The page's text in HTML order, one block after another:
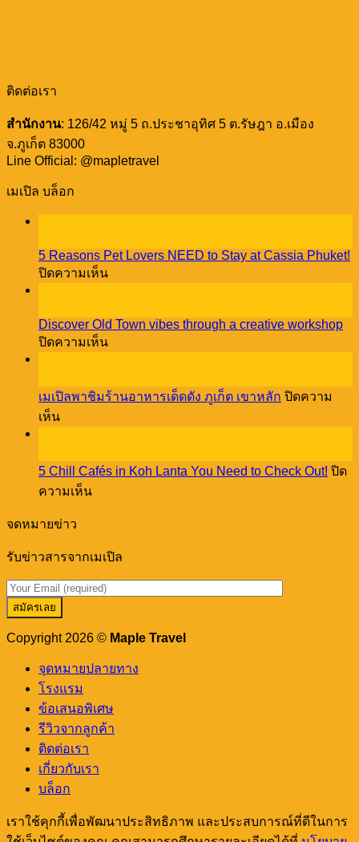
ติดต่อเรา
สำนักงาน: 126/42 หมู่ 5 ถ.ประชาอุทิศ 5 ต.รัษฎา อ.เมือง
จ.ภูเก็ต 83000
Line Official: @mapletravel
เมเปิล บล็อก
5 Reasons Pet Lovers NEED to Stay at Cassia Phuket!
ปิดความเห็นบน
Pet
Lovers
NEED
at
Cassia
Discover Old Town vibes through a creative workshop
ปิดความเห็นบน
Town
vibes
เมเปิลพาชิมร้านอาหารเด็ดดัง ภูเก็ต เขาหลัก ปิดความ
เห็นบน
พา
ชิม
ร้าน
เด็ด
ภูเก็ต
เขา
หลัก
5 Chill Cafés in Koh Lanta You Need to Check Out! ปิด
ความเห็นบน
Koh
Lanta
You
Check
จดหมายข่าว
รับข่าวสารจากเมเปิล
Copyright 2026 © Maple Travel
จุดหมายปลายทาง
โรงแรม
ข้อเสนอพิเศษ
รีวิวจากลูกค้า
ติดต่อเรา
เกี่ยวกับเรา
บล็อก
เราใช้คุกกี้เพื่อพัฒนาประสิทธิภาพ และประสบการณ์ที่ดีในการ